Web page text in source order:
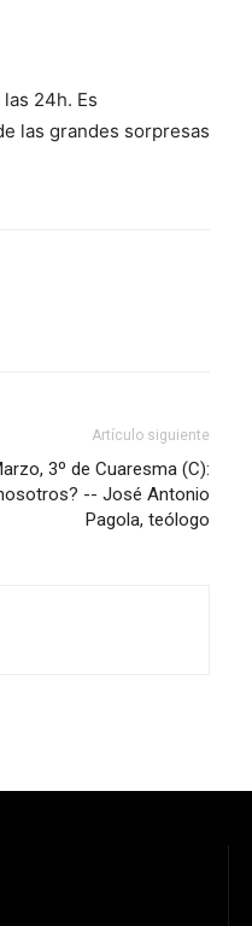
las 24h. Es
las grandes sorpresas
Artículo siguiente
3º de Cuaresma (C):
-- José Antonio
Pagola, teólogo